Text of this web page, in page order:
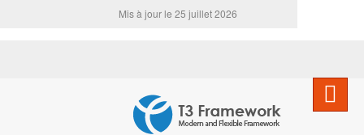
Mis à jour le 25 juillet 2026